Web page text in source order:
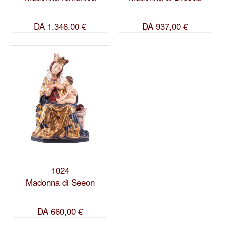
DA 1.346,00 € DA 937,00 €
1024
Madonna di Seeon
DA 660,00 €